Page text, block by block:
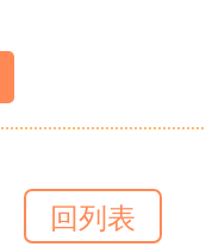
回列表